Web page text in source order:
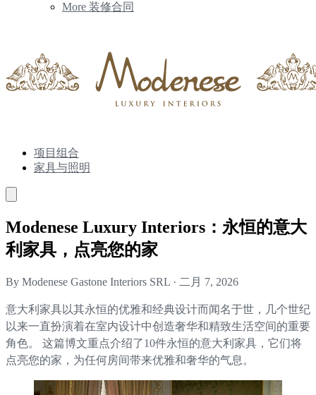
More 装修合同
项目组合
家具与照明
Modenese Luxury Interiors：永恒的意大
利家具，点亮您的家
By Modenese Gastone Interiors SRL · 二月 7, 2026
意大利家具以其永恒的优雅和经典设计而闻名于世，几个世纪
以来一直扮演着在室内设计中创造奢华和精致生活空间的重要
角色。 这篇博文重点介绍了10件永恒的意大利家具，它们将
点亮您的家，为任何房间带来优雅和奢华的气息。